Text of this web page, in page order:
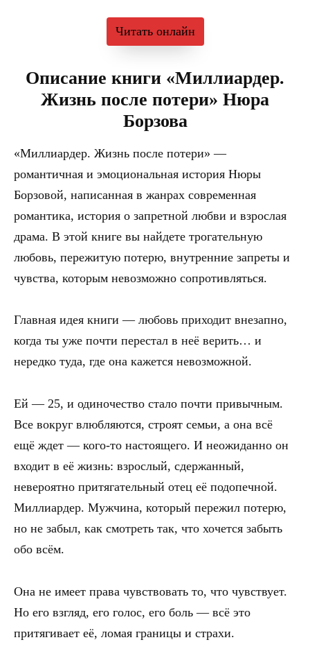
Читать онлайн
Описание книги «Миллиардер.
Жизнь после потери» Нюра
Борзова
«Миллиардер. Жизнь после потери» —
романтичная и эмоциональная история Нюры
Борзовой, написанная в жанрах современная
романтика, история о запретной любви и взрослая
драма. В этой книге вы найдете трогательную
любовь, пережитую потерю, внутренние запреты и
чувства, которым невозможно сопротивляться.
Главная идея книги — любовь приходит внезапно,
когда ты уже почти перестал в неё верить… и
нередко туда, где она кажется невозможной.
Ей — 25, и одиночество стало почти привычным.
Все вокруг влюбляются, строят семьи, а она всё
ещё ждет — кого-то настоящего. И неожиданно он
входит в её жизнь: взрослый, сдержанный,
невероятно притягательный отец её подопечной.
Миллиардер. Мужчина, который пережил потерю,
но не забыл, как смотреть так, что хочется забыть
обо всём.
Она не имеет права чувствовать то, что чувствует.
Но его взгляд, его голос, его боль — всё это
притягивает её, ломая границы и страхи.